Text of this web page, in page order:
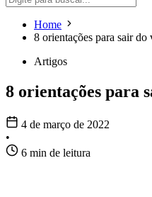
Home
8 orientações para sair do
Artigos
8 orientações para
4 de março de 2022
•
6 min de leitura